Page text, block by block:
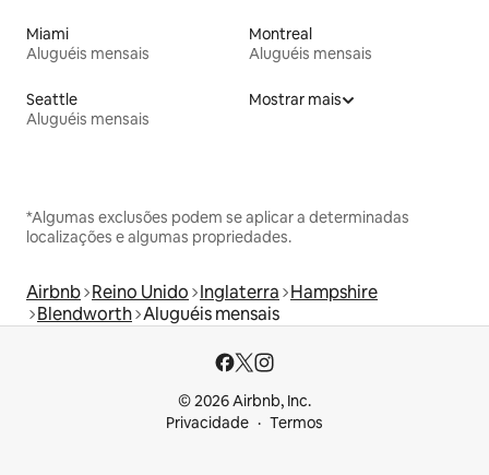
Miami
Aluguéis mensais
Montreal
Aluguéis mensais
Seattle
Aluguéis mensais
Mostrar mais
*Algumas exclusões podem se aplicar a determinadas
localizações e algumas propriedades.
Airbnb Reino Unido Inglaterra Hampshire
Blendworth Aluguéis mensais
© 2026 Airbnb, Inc.
Privacidade
Termos